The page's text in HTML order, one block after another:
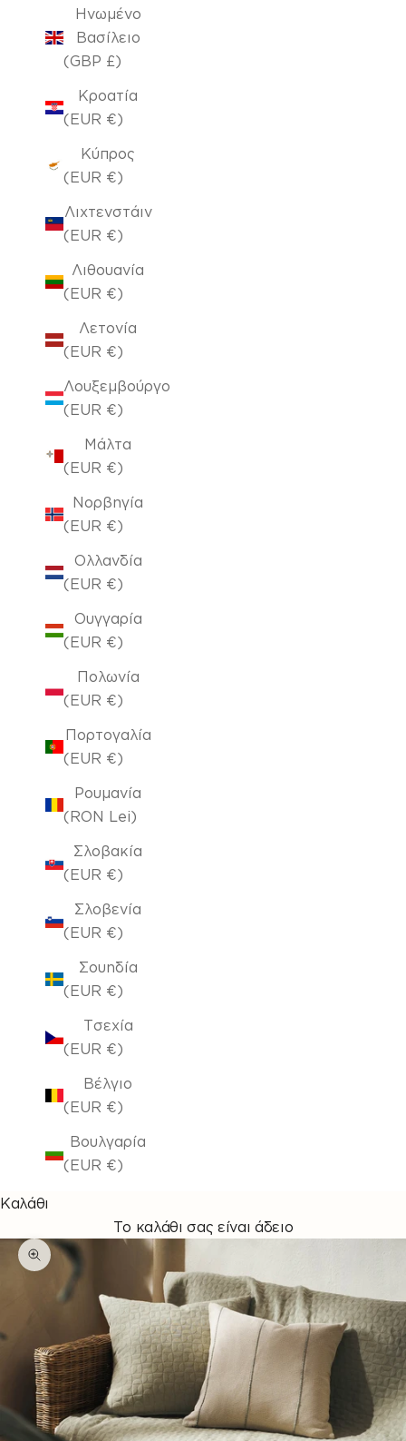
Ηνωμένο
Βασίλειο
(GBP £)
Κροατία
(EUR €)
Κύπρος
(EUR €)
Λιχτενστάιν
(EUR €)
Λιθουανία
(EUR €)
Λετονία
(EUR €)
Λουξεμβούργο
(EUR €)
Μάλτα
(EUR €)
Νορβηγία
(EUR €)
Ολλανδία
(EUR €)
Ουγγαρία
(EUR €)
Πολωνία
(EUR €)
Πορτογαλία
(EUR €)
Ρουμανία
(RON Lei)
Σλοβακία
(EUR €)
Σλοβενία
(EUR €)
Σουηδία
(EUR €)
Τσεχία
(EUR €)
Βέλγιο
(EUR €)
Βουλγαρία
(EUR €)
Καλάθι
Το καλάθι σας είναι άδειο
Μεγέθυνση